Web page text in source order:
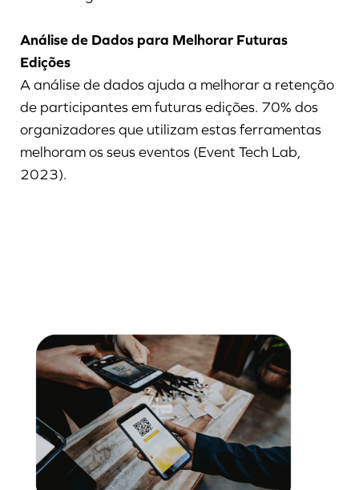
Análise de Dados para Melhorar Futuras
Edições
A análise de dados ajuda a melhorar a retenção
de participantes em futuras edições. 70% dos
organizadores que utilizam estas ferramentas
melhoram os seus eventos (Event Tech Lab,
2023).